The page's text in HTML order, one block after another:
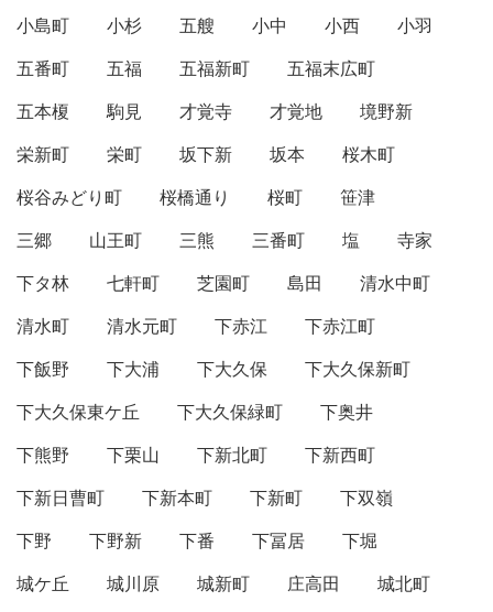
小島町
小杉 五艘 小中 小西
小羽
五番町
五福 五福新町
五福末広町
五本榎
駒見 才覚寺 才覚地
境野新
栄新町
栄町 坂下新 坂本
桜木町
桜谷みどり町
桜橋通り 桜町
笹津
三郷
山王町 三熊 三番町 塩
寺家
下タ林
七軒町 芝園町 島田
清水中町
清水町
清水元町 下赤江
下赤江町
下飯野
下大浦 下大久保
下大久保新町
下大久保東ケ丘
下大久保緑町
下奥井
下熊野
下栗山 下新北町
下新西町
下新日曹町
下新本町 下新町
下双嶺
下野
下野新 下番 下冨居
下堀
城ケ丘
城川原 城新町 庄高田
城北町